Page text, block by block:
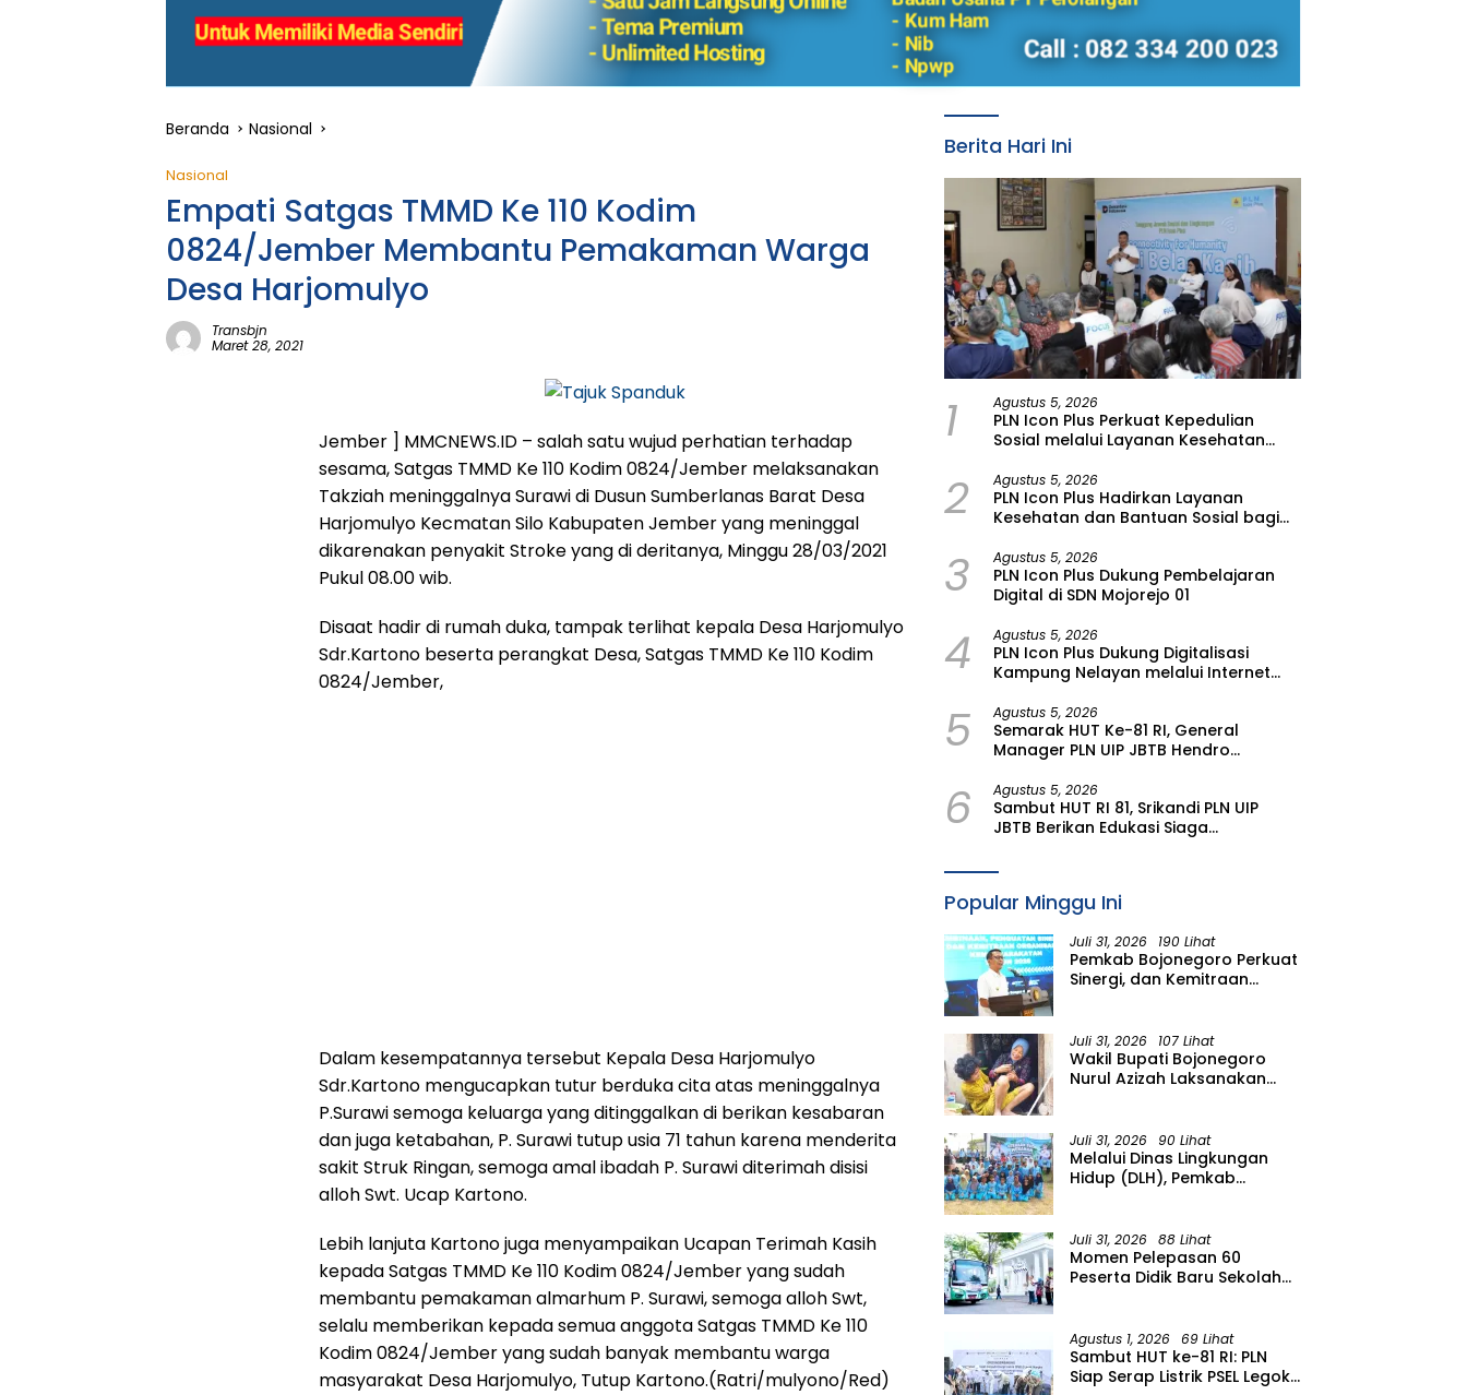
Beranda Nasional
Nasional
Empati Satgas TMMD Ke 110 Kodim
0824/Jember Membantu Pemakaman Warga
Desa Harjomulyo
Transbjn
Maret 28, 2021
Jember ] MMCNEWS.ID – salah satu wujud perhatian terhadap
sesama, Satgas TMMD Ke 110 Kodim 0824/Jember melaksanakan
Takziah meninggalnya Surawi di Dusun Sumberlanas Barat Desa
Harjomulyo Kecmatan Silo Kabupaten Jember yang meninggal
dikarenakan penyakit Stroke yang di deritanya, Minggu 28/03/2021
Pukul 08.00 wib.
Disaat hadir di rumah duka, tampak terlihat kepala Desa Harjomulyo
Sdr.Kartono beserta perangkat Desa, Satgas TMMD Ke 110 Kodim
0824/Jember,
Dalam kesempatannya tersebut Kepala Desa Harjomulyo
Sdr.Kartono mengucapkan tutur berduka cita atas meninggalnya
P.Surawi semoga keluarga yang ditinggalkan di berikan kesabaran
dan juga ketabahan, P. Surawi tutup usia 71 tahun karena menderita
sakit Struk Ringan, semoga amal ibadah P. Surawi diterimah disisi
alloh Swt. Ucap Kartono.
Lebih lanjuta Kartono juga menyampaikan Ucapan Terimah Kasih
kepada Satgas TMMD Ke 110 Kodim 0824/Jember yang sudah
membantu pemakaman almarhum P. Surawi, semoga alloh Swt,
selalu memberikan kepada semua anggota Satgas TMMD Ke 110
Kodim 0824/Jember yang sudah banyak membantu warga
masyarakat Desa Harjomulyo, Tutup Kartono.(Ratri/mulyono/Red)
Berita Hari Ini
1 Agustus 5, 2026
PLN Icon Plus Perkuat Kepedulian
Sosial melalui Layanan Kesehatan
Lansia di Malang
2 Agustus 5, 2026
PLN Icon Plus Hadirkan Layanan
Kesehatan dan Bantuan Sosial bagi
3 Agustus 5, 2026
PLN Icon Plus Dukung Pembelajaran
Digital di SDN Mojorejo 01
4 Agustus 5, 2026
PLN Icon Plus Dukung Digitalisasi
Kampung Nelayan melalui Internet
5 Agustus 5, 2026
Semarak HUT Ke-81 RI, General
Manager PLN UIP JBTB Hendro
Prestisius
6 Agustus 5, 2026
Sambut HUT RI 81, Srikandi PLN UIP
JBTB Berikan Edukasi Siaga
Komunitas Perempuan Tangguh
Banyuwangi
Popular Minggu Ini
Juli 31, 2026 190 Lihat
Pemkab Bojonegoro Perkuat
Sinergi, dan Kemitraan
Juli 31, 2026 107 Lihat
Wakil Bupati Bojonegoro
Nurul Azizah Laksanakan
Juli 31, 2026 90 Lihat
Melalui Dinas Lingkungan
Hidup (DLH), Pemkab
Pacing
Juli 31, 2026 88 Lihat
Momen Pelepasan 60
Peserta Didik Baru Sekolah
Tahun Ajaran 2026/2027
Agustus 1, 2026 69 Lihat
Sambut HUT ke-81 RI: PLN
Siap Serap Listrik PSEL Legok